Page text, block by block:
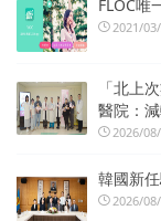
FLOC唯
2021/
「北上
醫院：
2026/
韓國新
2026/